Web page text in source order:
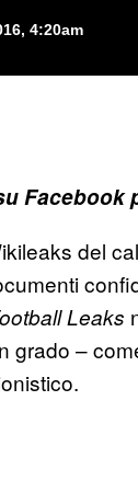
4:20am
Facebook
del
Leaks
grado –